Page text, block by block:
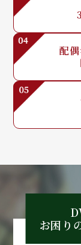
配
お困り